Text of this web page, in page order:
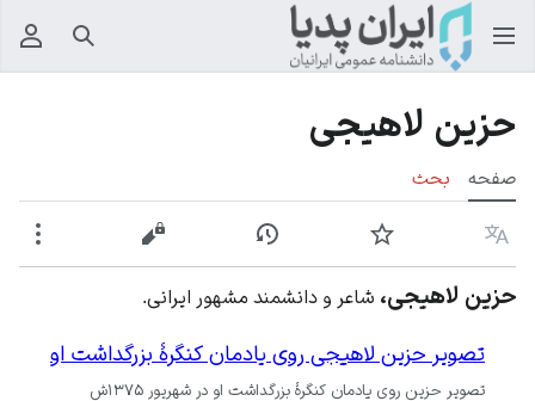
جستجو
حزین لاهیجی
صفحه بحث
زبان پیگیری نمایش تاریخچهنمایش مبدأ
حزین لاهیجی، شاعر و دانشمند مشهور ایرانی.
تصویر حزین لاهیجی روی یادمان کنگرهٔ بزرگداشت او
تصویر حزین روی یادمان کنگرهٔ بزرگداشت او در شهریور ۱۳۷۵ش